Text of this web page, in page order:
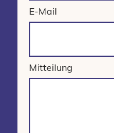
E-Mail
Mitteilung